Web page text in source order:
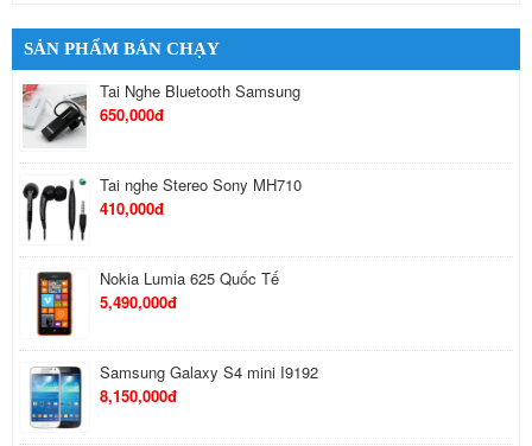
SẢN PHẨM BÁN CHẠY
Tai Nghe Bluetooth Samsung
650,000đ
Tai nghe Stereo Sony MH710
410,000đ
Nokia Lumia 625 Quốc Tế
5,490,000đ
Samsung Galaxy S4 mini I9192
8,150,000đ